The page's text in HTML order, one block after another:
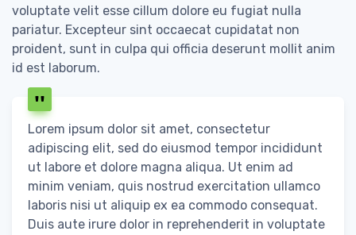
voluptate velit esse cillum dolore eu fugiat nulla
pariatur. Excepteur sint occaecat cupidatat non
proident, sunt in culpa qui officia deserunt mollit anim
id est laborum.
Lorem ipsum dolor sit amet, consectetur
adipiscing elit, sed do eiusmod tempor incididunt
ut labore et dolore magna aliqua. Ut enim ad
minim veniam, quis nostrud exercitation ullamco
laboris nisi ut aliquip ex ea commodo consequat.
Duis aute irure dolor in reprehenderit in voluptate